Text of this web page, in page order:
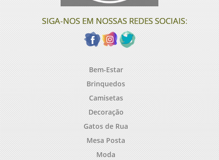
SIGA-NOS EM NOSSAS REDES SOCIAIS:
Bem-Estar
Brinquedos
Camisetas
Decoração
Gatos de Rua
Mesa Posta
Moda